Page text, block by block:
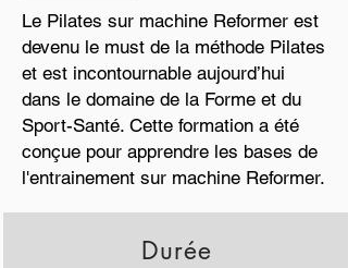
Le Pilates sur machine Reformer est
devenu le must de la méthode Pilates
et est incontournable aujourd’hui
dans le domaine de la Forme et du
Sport-Santé. Cette formation a été
conçue pour apprendre les bases de
l'entrainement sur machine Reformer.
Durée